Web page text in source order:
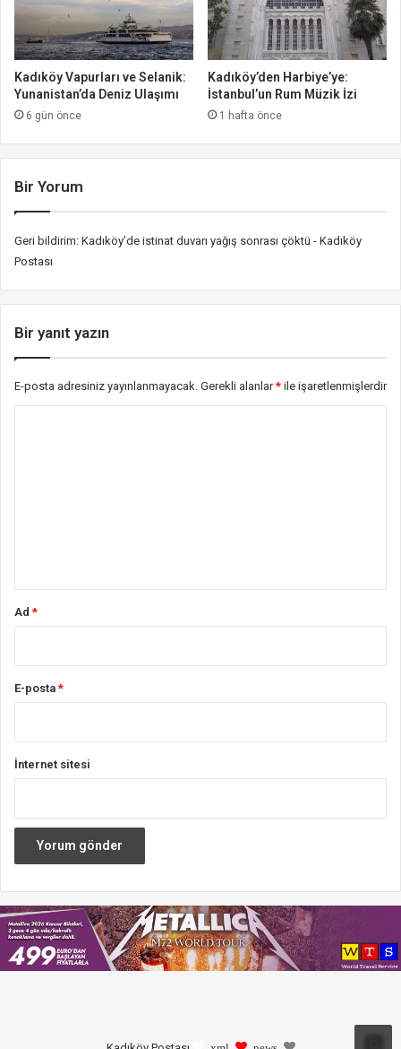
Kadıköy Vapurları ve Selanik:
Yunanistan’da Deniz Ulaşımı
6 gün önce
Kadıköy’den Harbiye’ye:
İstanbul’un Rum Müzik İzi
1 hafta önce
Bir Yorum
Geri bildirim: Kadıköy’de istinat duvarı yağış sonrası çöktü - Kadıköy
Postası
Bir yanıt yazın
E-posta adresiniz yayınlanmayacak. Gerekli alanlar* ile işaretlenmişlerdir
Ad*
E-posta*
İnternet sitesi
xml news